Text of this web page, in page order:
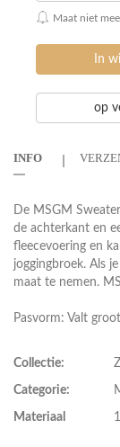
Maat niet
In
op
INFO
De MSGM
de achterkant en
fleecevoering en
joggingbroek. Als
maat te nemen.
Pasvorm: Valt
Collectie:
Categorie:
Materiaal